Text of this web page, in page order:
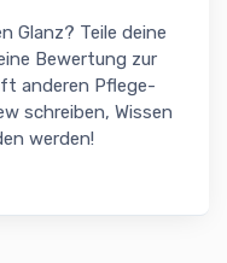
Glanz? Teile deine
Bewertung zur
anderen Pflege-
schreiben, Wissen
werden!